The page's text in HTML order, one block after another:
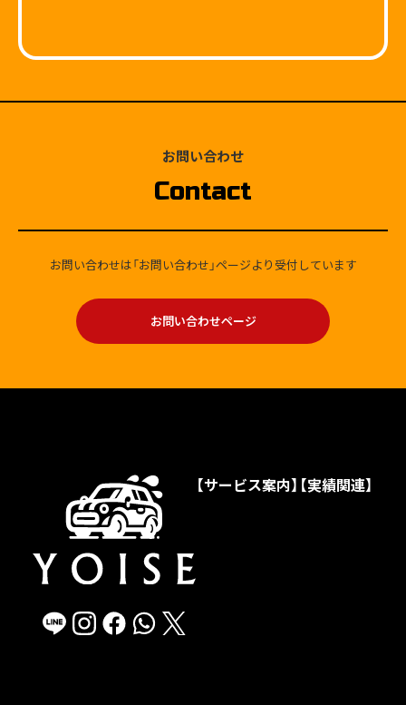
お問い合わせ
Contact
お問い合わせは「お問い合わせ」ページより受付しています
お問い合わせページ
【サービス案内】 【実績関連】